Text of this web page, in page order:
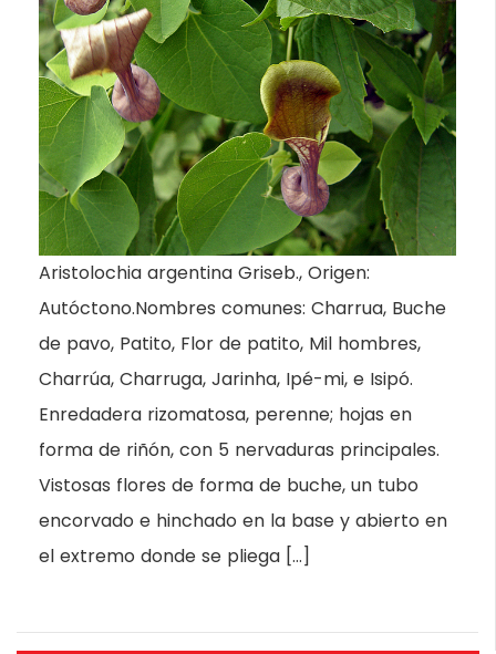
Aristolochia argentina Griseb., Origen:
Autóctono.Nombres comunes: Charrua, Buche
de pavo, Patito, Flor de patito, Mil hombres,
Charrúa, Charruga, Jarinha, Ipé-mi, e Isipó.
Enredadera rizomatosa, perenne; hojas en
forma de riñón, con 5 nervaduras principales.
Vistosas flores de forma de buche, un tubo
encorvado e hinchado en la base y abierto en
el extremo donde se pliega […]